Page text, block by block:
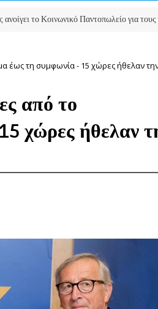
Παντοπωλείο για τους
έως τη συμφωνία - 15 χώρες ήθελαν
από το
χώρες ήθελαν